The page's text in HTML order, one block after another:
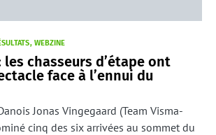
WEBZINE
les chasseurs d’étape ont
face à l’ennui du
Jonas Vingegaard (Team Visma-
cinq des six arrivées au sommet du